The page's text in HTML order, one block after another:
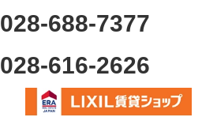
028-688-7377
028-616-2626